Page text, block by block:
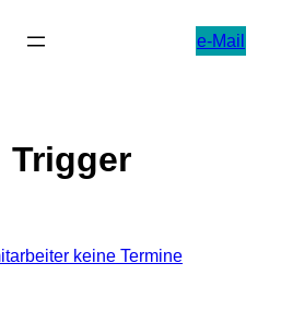
e-Mail
Trigger